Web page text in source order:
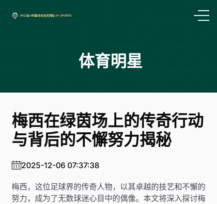
体育明星
梅西在绿茵场上的传奇行动
与背后的不懈努力揭秘
2025-12-06 07:37:38
梅西，这位足球界的传奇人物，以其卓越的技艺和不懈的
努力，成为了无数球迷心目中的偶像。本文将深入探讨梅